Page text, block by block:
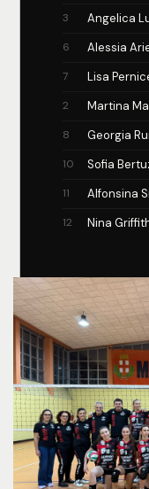
3 Angelica
6 Alessia
7 Lisa
2 Martina
8 Georgia
10 Sofia
11 Alfonsina
12 Nina